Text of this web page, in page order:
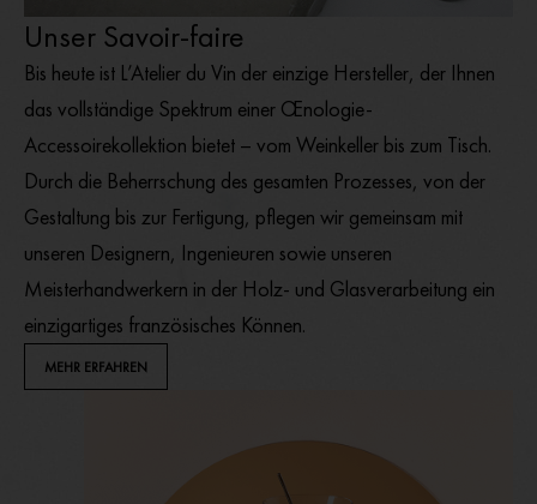
Unser Savoir-faire
Bis heute ist L’Atelier du Vin der einzige Hersteller, der Ihnen
das vollständige Spektrum einer Œnologie-
Accessoirekollektion bietet – vom Weinkeller bis zum Tisch.
Durch die Beherrschung des gesamten Prozesses, von der
Gestaltung bis zur Fertigung, pflegen wir gemeinsam mit
unseren Designern, Ingenieuren sowie unseren
Meisterhandwerkern in der Holz- und Glasverarbeitung ein
einzigartiges französisches Können.
MEHR ERFAHREN